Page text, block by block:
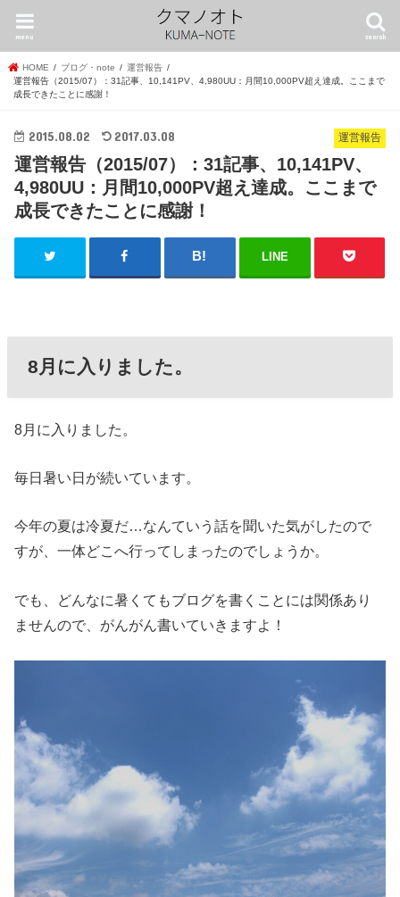
search
menu
HOME ブログ・note
運営報告
運営報告（2015/07）：31記事、10,141PV、4,980UU：月間10,000PV超え達成。ここまで
成長できたことに感謝！
運営報告
2015.08.02 2017.03.08
運営報告（2015/07）：31記事、10,141PV、
4,980UU：月間10,000PV超え達成。ここまで
成長できたことに感謝！
LINE
8月に入りました。
8月に入りました。
毎日暑い日が続いています。
今年の夏は冷夏だ…なんていう話を聞いた気がしたので
すが、一体どこへ行ってしまったのでしょうか。
でも、どんなに暑くてもブログを書くことには関係あり
ませんので、がんがん書いていきますよ！